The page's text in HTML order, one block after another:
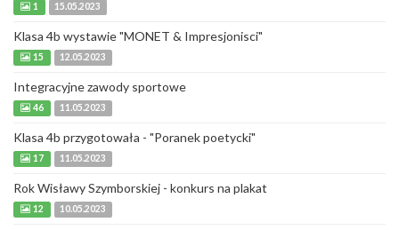
1 15.05.2023
Klasa 4b wystawie "MONET & Impresjonisci"
15 12.05.2023
Integracyjne zawody sportowe
46 11.05.2023
Klasa 4b przygotowała - "Poranek poetycki"
17 11.05.2023
Rok Wisławy Szymborskiej - konkurs na plakat
12 10.05.2023